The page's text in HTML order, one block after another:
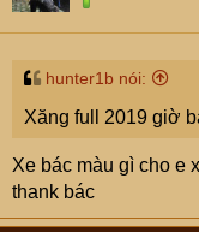
hunter1b nói:
Xăng full 2019 giờ
Xe bác màu gì cho e
thank bác